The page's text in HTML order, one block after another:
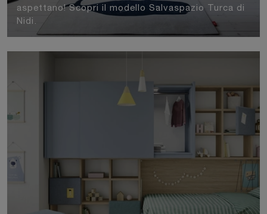
aspettano! Scopri il modello Salvaspazio Turca di
Nidi.